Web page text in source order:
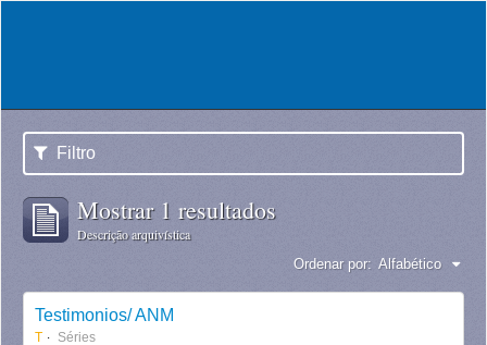
Filtro
Mostrar 1 resultados
Descrição arquivística
Ordenar por: Alfabético
Testimonios/ ANM
T Séries